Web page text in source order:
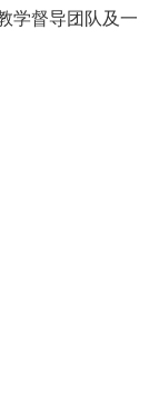
学督导团队及一